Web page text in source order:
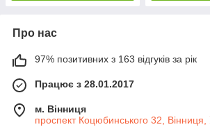
Про нас
97% позитивних з 163 відгуків за рік
Працює з 28.01.2017
м. Вінниця
проспект Коцюбинського 32, Вінниця,